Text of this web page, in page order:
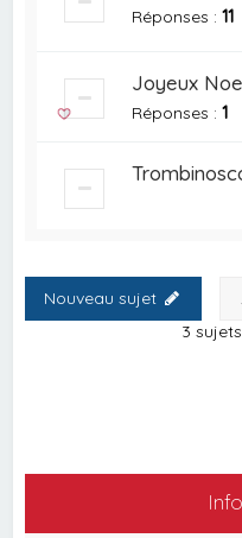
Réponses :11
Joyeux
Réponses :1
Nouveau sujet
3